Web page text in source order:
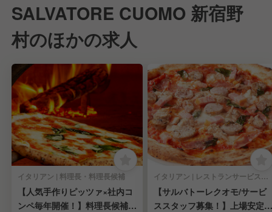
SALVATORE CUOMO 新宿野
村のほかの求人
イタリアン | 料理長・料理長候補
【人気手作りピッツァ×社内コ
ンペ毎年開催！】料理長候補募
イタリアン | レストランサービス・ホールスタッフ
【サルバトーレクオモ/サービ
ススタッフ募集！】上場安定企